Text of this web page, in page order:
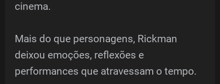
cinema.
Mais do que personagens, Rickman
deixou emoções, reflexões e
performances que atravessam o tempo.